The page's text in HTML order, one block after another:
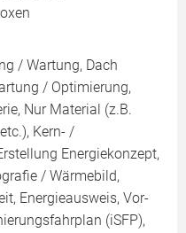
/ Wartung, Dach
/ Optimierung,
Nur Material (z.B.
Kern- /
Energiekonzept,
/ Wärmebild,
Energieausweis, Vor-
(iSFP),